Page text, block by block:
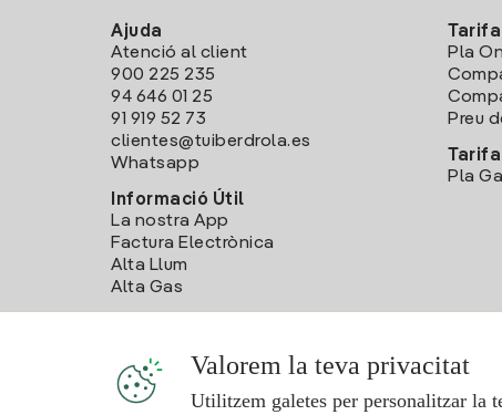
Ajuda
Atenció al client
900 225 235
94 646 01 25
91 919 52 73
clientes@tuiberdrola.es
Whatsapp
Informació Útil
La nostra App
Factura Electrònica
Alta Llum
Alta Gas
Pla
Preu
Pla
Valorem la teva privacitat
Utilitzem galetes per personalitzar la